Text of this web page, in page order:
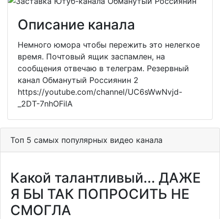
Описание канала
Немного юмора чтобы пережить это нелегкое
время. Почтовый ящик заспамлен, на
сообщения отвечаю в телеграм. Резервный
канал Обманутый Россиянин 2
https://youtube.com/channel/UC6sWwNvjd-
_2DT-7nhOFilA
Топ 5 самых популярных видео канала
Какой талантливый... ДАЖЕ
Я БЫ ТАК ПОПРОСИТЬ НЕ
СМОГЛА